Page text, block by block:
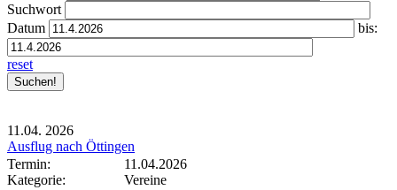
Suchwort
Datum
bis:
reset
11.04. 2026
Ausflug nach Öttingen
Termin:
11.04.2026
Kategorie:
Vereine